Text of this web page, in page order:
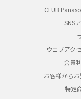
CLUB
SNS
ウェブアク
会員
お客様から
特定